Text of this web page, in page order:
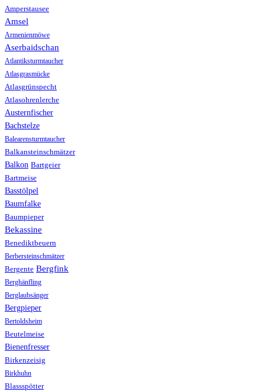
Amperstausee
Amsel
Armenienmöwe
Aserbaidschan
Atlantiksturmtaucher
Atlasgrasmücke
Atlasgrünspecht
Atlasohrenlerche
Austernfischer
Bachstelze
Balearensturmtaucher
Balkansteinschmätzer
Balkon Bartgeier
Bartmeise
Basstölpel
Baumfalke
Baumpieper
Bekassine
Benediktbeuern
Berbersteinschmätzer
Bergente Bergfink
Berghänfling
Berglaubsänger
Bergpieper
Bertoldsheim
Beutelmeise
Bienenfresser
Birkenzeisig
Birkhuhn
Blassspötter